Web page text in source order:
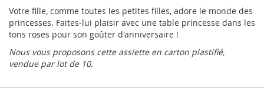
Votre fille, comme toutes les petites filles, adore le monde des
princesses. Faites-lui plaisir avec une table princesse dans les
tons roses pour son goûter d'anniversaire !
Nous vous proposons cette assiette en carton plastifié,
vendue par lot de 10.